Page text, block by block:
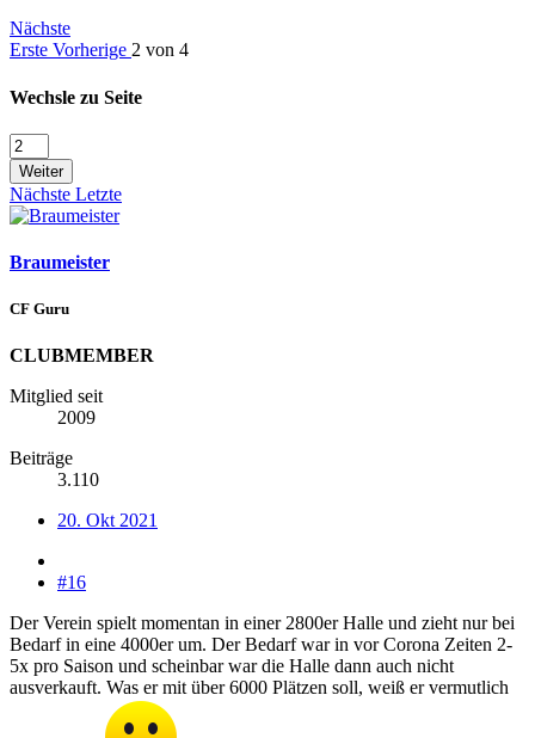
Nächste
Erste Vorherige 2 von 4
Wechsle zu Seite
Weiter
Nächste Letzte
Braumeister
CF Guru
CLUBMEMBER
Mitglied seit
2009
Beiträge
3.110
20. Okt 2021
#16
Der Verein spielt momentan in einer 2800er Halle und zieht nur bei
Bedarf in eine 4000er um. Der Bedarf war in vor Corona Zeiten 2-
5x pro Saison und scheinbar war die Halle dann auch nicht
ausverkauft. Was er mit über 6000 Plätzen soll, weiß er vermutlich